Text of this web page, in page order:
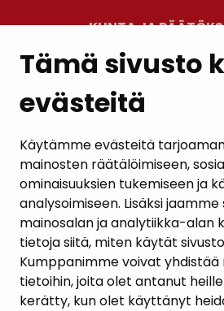
Tämä sivusto
evästeitä
Käytämme evästeitä
mainosten räätälöimiseen,
ominaisuuksien tukemiseen ja
analysoimiseen. Lisäksi
mainosalan ja analytiikka-alan
tietoja siitä, miten käytät
Kumppanimme voivat
tietoihin, joita olet antanut
kerätty, kun olet käyttänyt
KUNTA JA